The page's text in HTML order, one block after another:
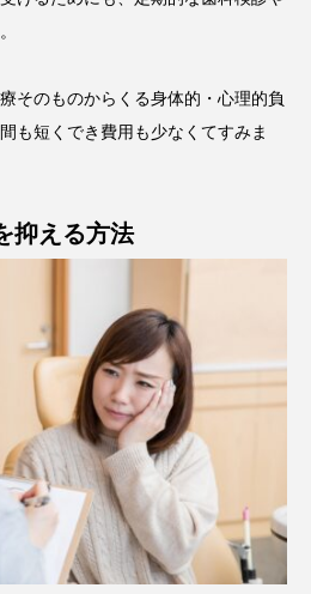
そのものからくる身体的・心理的負
も短くでき費用も少なくてすみま
抑える方法